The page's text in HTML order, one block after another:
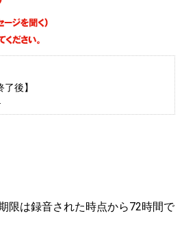
後】
限は録音された時点から72時間で